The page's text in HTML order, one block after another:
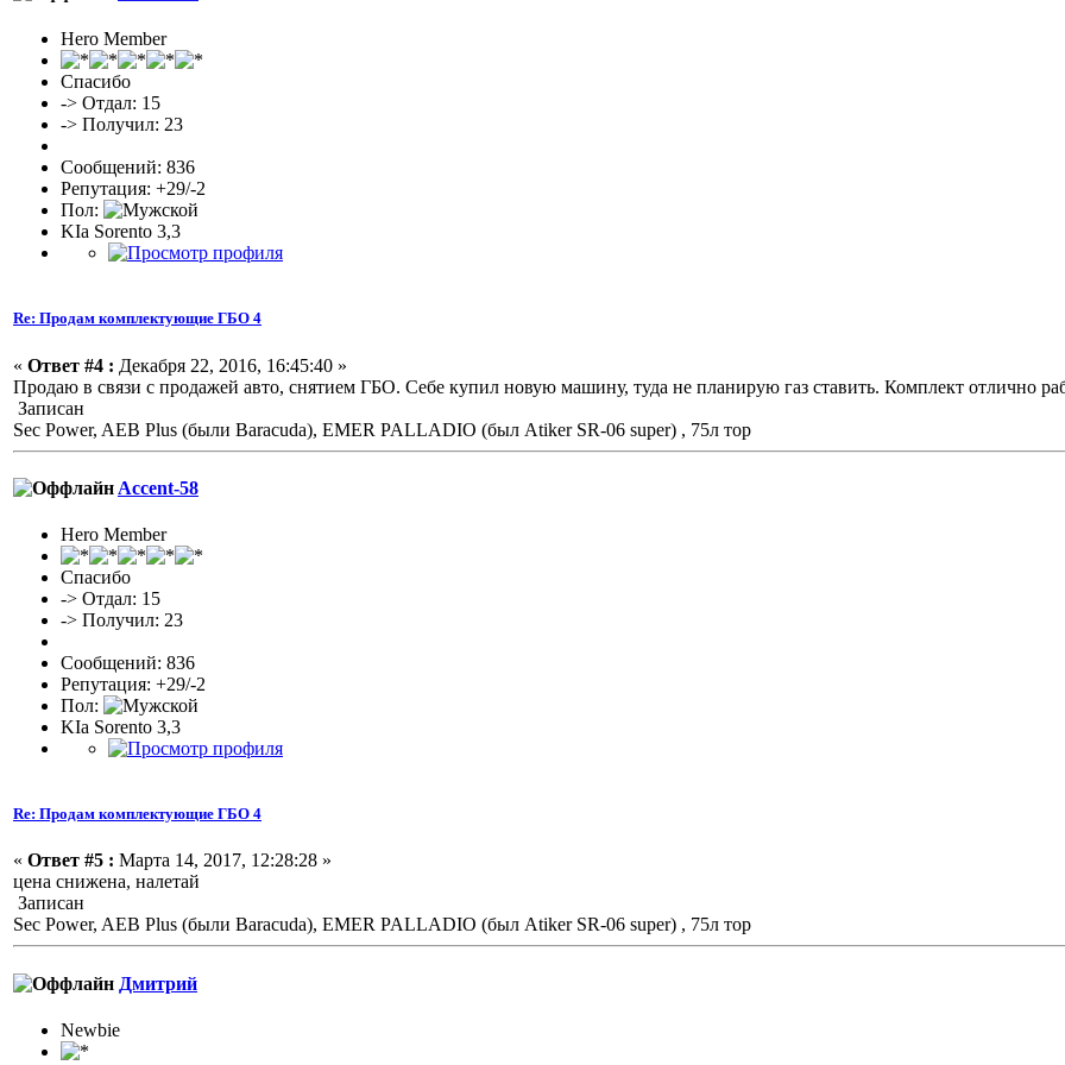
Hero Member
Спасибо
-> Отдал: 15
-> Получил: 23
Сообщений: 836
Репутация: +29/-2
Пол:
KIa Sorento 3,3
Re: Продам комплектующие ГБО 4
« Ответ #4 : Декабря 22, 2016, 16:45:40 »
Продаю в связи с продажей авто, снятием ГБО. Себе купил новую машину, туда не планирую газ ставить. Комплект отлично
Записан
Sec Power, AEB Plus (были Baracuda), EMER PALLADIO (был Atiker SR-06 super) , 75л тор
Accent-58
Hero Member
Спасибо
-> Отдал: 15
-> Получил: 23
Сообщений: 836
Репутация: +29/-2
Пол:
KIa Sorento 3,3
Re: Продам комплектующие ГБО 4
« Ответ #5 : Марта 14, 2017, 12:28:28 »
цена снижена, налетай
Записан
Sec Power, AEB Plus (были Baracuda), EMER PALLADIO (был Atiker SR-06 super) , 75л тор
Дмитрий
Newbie